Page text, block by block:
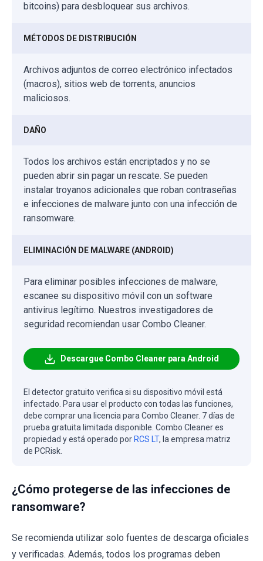
bitcoins) para desbloquear sus archivos.
MÉTODOS DE DISTRIBUCIÓN
Archivos adjuntos de correo electrónico infectados
(macros), sitios web de torrents, anuncios
maliciosos.
DAÑO
Todos los archivos están encriptados y no se
pueden abrir sin pagar un rescate. Se pueden
instalar troyanos adicionales que roban contraseñas
e infecciones de malware junto con una infección de
ransomware.
ELIMINACIÓN DE MALWARE (ANDROID)
Para eliminar posibles infecciones de malware,
escanee su dispositivo móvil con un software
antivirus legítimo. Nuestros investigadores de
seguridad recomiendan usar Combo Cleaner.
Descargue Combo Cleaner para Android
El detector gratuito verifica si su dispositivo móvil está
infectado. Para usar el producto con todas las funciones,
debe comprar una licencia para Combo Cleaner. 7 días de
prueba gratuita limitada disponible. Combo Cleaner es
propiedad y está operado por RCS LT, la empresa matriz
de PCRisk.
¿Cómo protegerse de las infecciones de
ransomware?
Se recomienda utilizar solo fuentes de descarga oficiales
y verificadas. Además, todos los programas deben